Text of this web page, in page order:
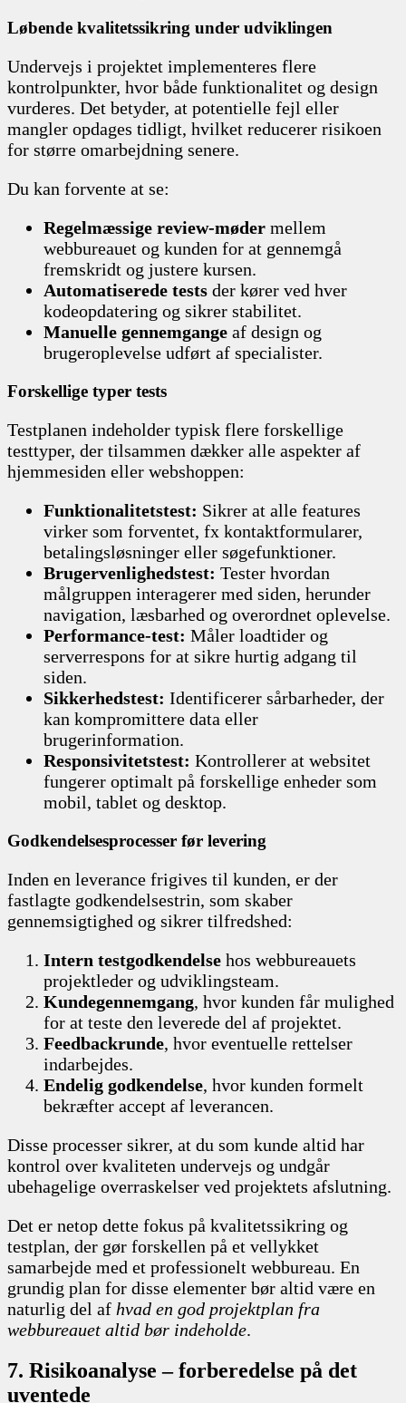
Løbende kvalitetssikring under udviklingen
Undervejs i projektet implementeres flere
kontrolpunkter, hvor både funktionalitet og design
vurderes. Det betyder, at potentielle fejl eller
mangler opdages tidligt, hvilket reducerer risikoen
for større omarbejdning senere.
Du kan forvente at se:
Regelmæssige review-møder mellem
webbureauet og kunden for at gennemgå
fremskridt og justere kursen.
Automatiserede tests der kører ved hver
kodeopdatering og sikrer stabilitet.
Manuelle gennemgange af design og
brugeroplevelse udført af specialister.
Forskellige typer tests
Testplanen indeholder typisk flere forskellige
testtyper, der tilsammen dækker alle aspekter af
hjemmesiden eller webshoppen:
Funktionalitetstest: Sikrer at alle features
virker som forventet, fx kontaktformularer,
betalingsløsninger eller søgefunktioner.
Brugervenlighedstest: Tester hvordan
målgruppen interagerer med siden, herunder
navigation, læsbarhed og overordnet oplevelse.
Performance-test: Måler loadtider og
serverrespons for at sikre hurtig adgang til
siden.
Sikkerhedstest: Identificerer sårbarheder, der
kan kompromittere data eller
brugerinformation.
Responsivitetstest: Kontrollerer at websitet
fungerer optimalt på forskellige enheder som
mobil, tablet og desktop.
Godkendelsesprocesser før levering
Inden en leverance frigives til kunden, er der
fastlagte godkendelsestrin, som skaber
gennemsigtighed og sikrer tilfredshed:
Intern testgodkendelse hos webbureauets
projektleder og udviklingsteam.
Kundegennemgang, hvor kunden får mulighed
for at teste den leverede del af projektet.
Feedbackrunde, hvor eventuelle rettelser
indarbejdes.
Endelig godkendelse, hvor kunden formelt
bekræfter accept af leverancen.
Disse processer sikrer, at du som kunde altid har
kontrol over kvaliteten undervejs og undgår
ubehagelige overraskelser ved projektets afslutning.
Det er netop dette fokus på kvalitetssikring og
testplan, der gør forskellen på et vellykket
samarbejde med et professionelt webbureau. En
grundig plan for disse elementer bør altid være en
naturlig del af hvad en god projektplan fra
webbureauet altid bør indeholde.
7. Risikoanalyse – forberedelse på det
uventede